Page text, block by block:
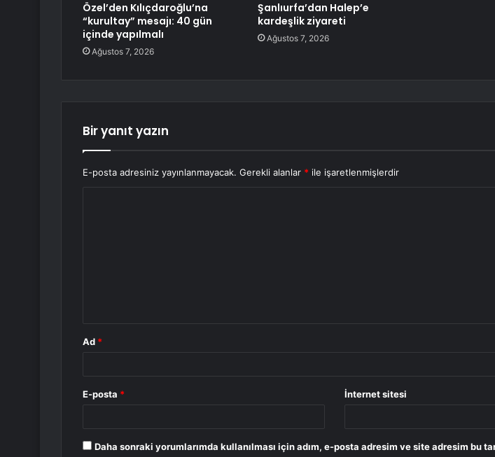
Özel’den Kılıçdaroğlu’na
“kurultay” mesajı: 40 gün
içinde yapılmalı
Ağustos 7, 2026
Şanlıurfa’dan Halep’e
kardeşlik ziyareti
Ağustos 7, 2026
Bir yanıt yazın
E-posta adresiniz yayınlanmayacak. Gerekli alanlar * ile işaretlenmişlerdir
Ad *
E-posta * İnternet sitesi
Daha sonraki yorumlarımda kullanılması için adım, e-posta adresim ve site adresim bu